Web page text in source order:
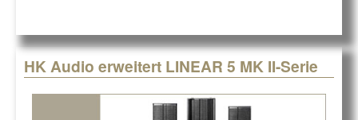
HK Audio erweitert LINEAR 5 MK II-Serie